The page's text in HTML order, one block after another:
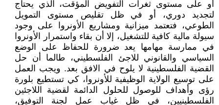
أو على مستوى ثغرات التفويض المؤقت، الذي يحتاج
لتجديد دوري، أو في ظل تقليص مستوى التمويل
الطوعي، فتعتمد ميزانية ومشاريع الأونروا على وجود
سيولة مالية كافية للتشغيل، إلا أن بقاء واستمرار الأونروا
في ممارسة مهامها يعد ضرورة للحفاظ على الوضع
السياسي والقانوني للاجئ الفلسطيني، طالما أن حل
القضية الفلسطينية لا يلوح في الافق بعد. ويجب العمل
على توسيع الولاية الوظيفية للأونروا، كي تستطيع بلورة
رؤى وأهداف للوصول للحلول الدائمة لقضية اللاجئين
الفلسطينيين، في ظل غياب عمل لجنة التوفيق،